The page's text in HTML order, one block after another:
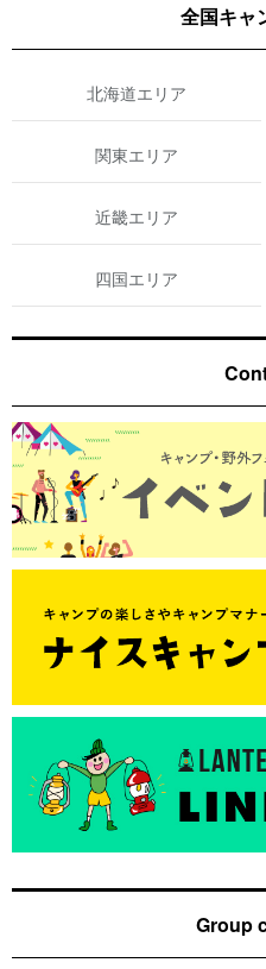
全国キャ
北海道エリア
関東エリア
近畿エリア
四国エリア
Group